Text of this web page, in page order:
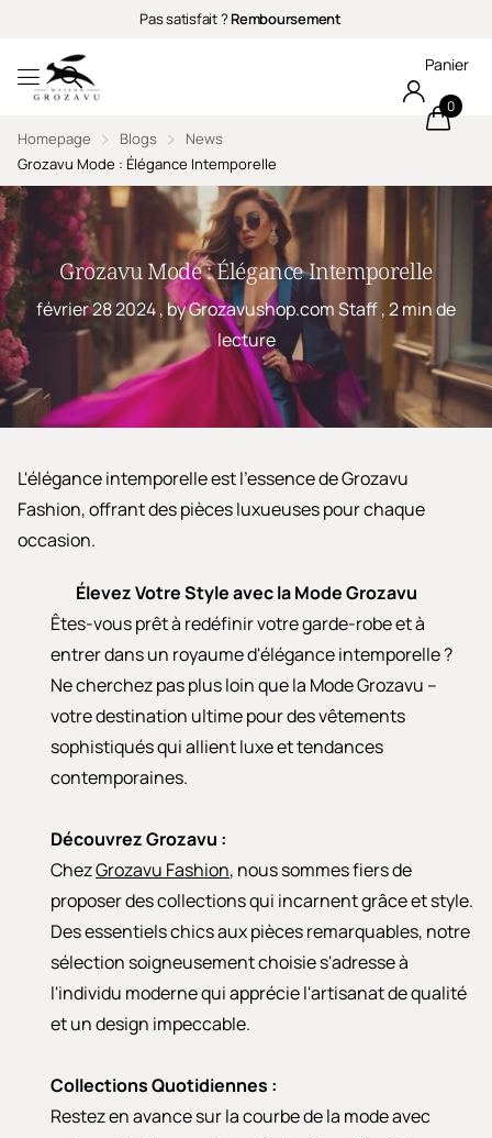
Pas satisfait ? Remboursement
Panier
0
Homepage Blogs
News
Grozavu Mode : Élégance Intemporelle
Grozavu Mode : Élégance Intemporelle
février 28 2024, by Grozavushop.com Staff , 2 min de
lecture
L'élégance intemporelle est l'essence de Grozavu
Fashion, offrant des pièces luxueuses pour chaque
occasion.
Élevez Votre Style avec la Mode Grozavu
Êtes-vous prêt à redéfinir votre garde-robe et à
entrer dans un royaume d'élégance intemporelle ?
Ne cherchez pas plus loin que la Mode Grozavu –
votre destination ultime pour des vêtements
sophistiqués qui allient luxe et tendances
contemporaines.
Découvrez Grozavu :
ChezGrozavu Fashion, nous sommes fiers de
proposer des collections qui incarnent grâce et style.
Des essentiels chics aux pièces remarquables, notre
sélection soigneusement choisie s'adresse à
l'individu moderne qui apprécie l'artisanat de qualité
et un design impeccable.
Collections Quotidiennes :
Restez en avance sur la courbe de la mode avec